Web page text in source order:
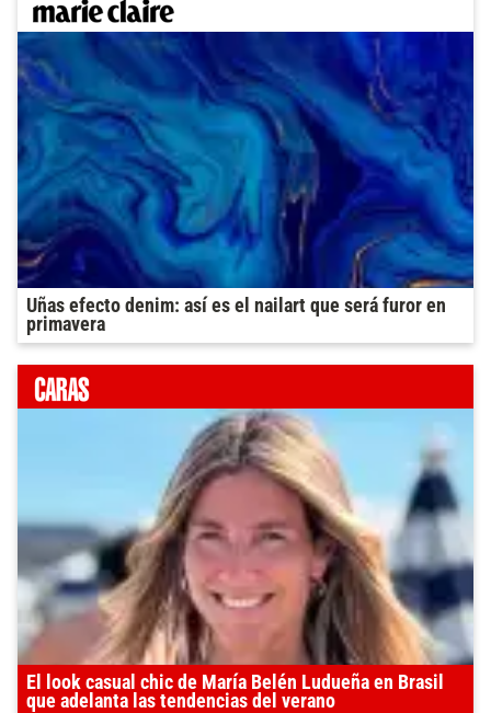
Uñas efecto denim: así es el nailart que será furor en
primavera
El look casual chic de María Belén Ludueña en Brasil
que adelanta las tendencias del verano